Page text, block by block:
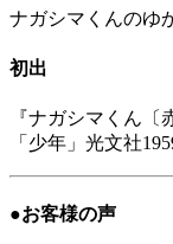
ナガシマくんのゆ
初出
『ナガシマくん〔
「少年」光文社
●お客様の声